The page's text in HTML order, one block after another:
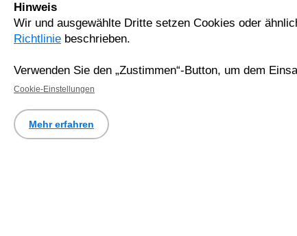
Hinweis
Wir und ausgewählte Dritte setzen Cookies oder
Richtlinie beschrieben.
Verwenden Sie den „Zustimmen“-Button, um dem
Cookie-Einstellungen
Mehr erfahren